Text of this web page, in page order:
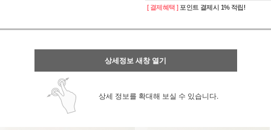
[ 결제혜택 ] 포인트 결제시 1% 적립!
상세정보 새창 열기
상세 정보를 확대해 보실 수 있습니다.